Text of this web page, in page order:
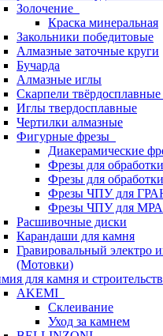
Золочение
Краска минеральная
Закольники победитовые
Алмазные заточные круги
Бучарда
Алмазные иглы
Скарпели твёрдосплавные
Иглы твердосплавные
Чертилки алмазные
Фигурные фрезы
Диакерамические
Фрезы для
Фрезы для
Фрезы ЧПУ для
Фрезы ЧПУ для
Расшивочные диски
Карандаши для камня
Гравировальный электро
(Мотовки)
для камня и
AKEMI
Склеивание
Уход за камнем